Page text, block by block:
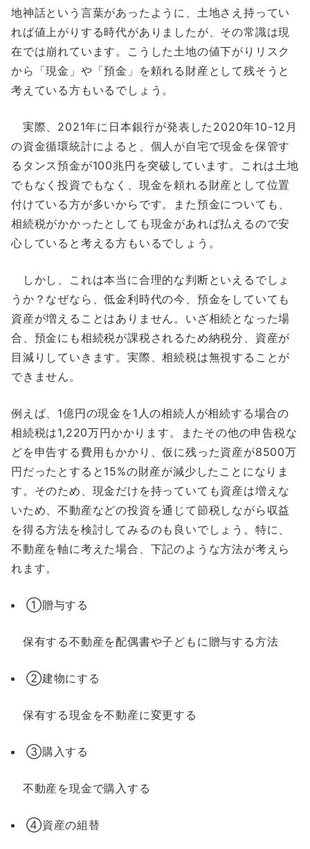
地神話という言葉があったように、土地さえ持ってい
れば値上がりする時代がありましたが、その常識は現
在では崩れています。こうした土地の値下がりリスク
から「現金」や「預金」を頼れる財産として残そうと
考えている方もいるでしょう。
実際、2021年に日本銀行が発表した2020年10-12月
の資金循環統計によると、個人が自宅で現金を保管す
るタンス預金が100兆円を突破しています。これは土地
でもなく投資でもなく、現金を頼れる財産として位置
付けている方が多いからです。また預金についても、
相続税がかかったとしても現金があれば払えるので安
心していると考える方もいるでしょう。
しかし、これは本当に合理的な判断といえるでしょ
うか？なぜなら、低金利時代の今、預金をしていても
資産が増えることはありません。いざ相続となった場
合、預金にも相続税が課税されるため納税分、資産が
目減りしていきます。実際、相続税は無視することが
できません。
例えば、1億円の現金を1人の相続人が相続する場合の
相続税は1,220万円かかります。またその他の申告税な
どを申告する費用もかかり、仮に残った資産が8500万
円だったとすると15%の財産が減少したことになりま
す。そのため、現金だけを持っていても資産は増えな
いため、不動産などの投資を通じて節税しながら収益
を得る方法を検討してみるのも良いでしょう。特に、
不動産を軸に考えた場合、下記のような方法が考えら
れます。
①贈与する
保有する不動産を配偶書や子どもに贈与する方法
②建物にする
保有する現金を不動産に変更する
③購入する
不動産を現金で購入する
④資産の組替